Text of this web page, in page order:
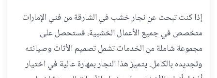
إذا كنت تبحث عن نجار خشب في الشارقة من فني الإمارات
متخصص في جميع الأعمال الخشبية، فستحصل على
مجموعة شاملة من الخدمات تشمل تصميم الأثاث وصيانته
وتجديده بالكامل. يتميز هذا النجار بمهارة عالية في اختيار